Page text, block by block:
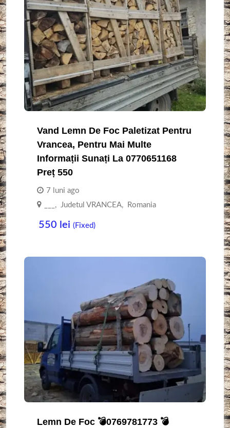
Vand Lemn De Foc Paletizat Pentru
Vrancea, Pentru Mai Multe
Informații Sunați La 0770651168
Preț 550
7 luni ago
, Judetul VRANCEA, Romania
550 lei (Fixed)
Lemn De Foc 💣0769781773 💣